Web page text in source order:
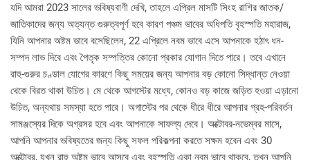
যদি আমরা 2023 সালের ভবিষ্যবাণী দেখি, তাহলে এপ্রিল মাসটি সিংহ রাশির জাতক/
জাতিকাদের জন্য অত্যন্ত গুরুত্বপূর্ণ হবে কারণ পঞ্চম ভাবের অধিপতি বৃহস্পতি মহারাজ,
যিনি আপনার অষ্টম ভাবে বসেছিলেন, 22 এপ্রিলে নবম ভাবে এসে আপনাকে হঠাৎ ধন-
সম্পদ লাভ দিবে এবং পৈতৃক সম্পত্তির কোনো প্রকার যোগান দিতে পারে। তবে এখানে
রাহু-গুরুর চণ্ডাল যোগের কারণে কিছু সময়ের জন্য আপনার বড় কোনো সিদ্ধান্ত নেওয়া
থেকে বিরত থাকা উচিত। মে থেকে আগস্টের মধ্যে, কোনও বড় কাজে জড়িত হওয়া এড়ানো
উচিত, অন্যথায় সমস্যা হতে পারে। অগাস্টের পর থেকে ধীরে ধীরে আপনার গ্রহ-পরিবর্তন
সামঞ্জস্যের দিকে অগ্রসর হবে এবং আপনাকে সাফল্য দেবে। অক্টোবর-নভেম্বর মাসে,
আপনি আপনার ভবিষ্যতের জন্য কিছু সফল পরিকল্পনা করতে সক্ষম হবেন এবং 30
অক্টোবর, যখন রাহু অষ্টম ভাবে আসবে এবং বৃহস্পতি একা নবম ভাবে থাকবে, তখন আপনি